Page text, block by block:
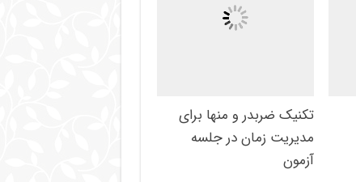
تکنیک ضربدر و منها برای
مدیریت زمان در جلسه
آزمون